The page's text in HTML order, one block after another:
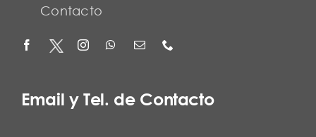
Contacto
Email y Tel. de Contacto